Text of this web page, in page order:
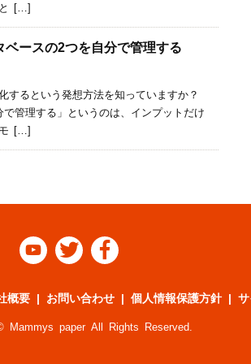
と […]
ースの2つを自分で管理する
するという発想方法を知っていますか？
管理する」というのは、インプットだけ
モ […]
  
概要 お問い合わせ 個人情報保護方針
Mammys paper All Rights Reserved.